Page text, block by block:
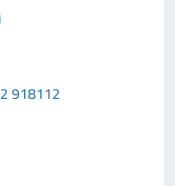
918112